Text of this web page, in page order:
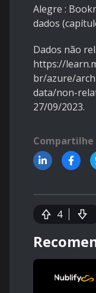
Alegre :
dados
Dados não
https://
br/azure/
data/non-
27/09/2023.
Compartilhe
4